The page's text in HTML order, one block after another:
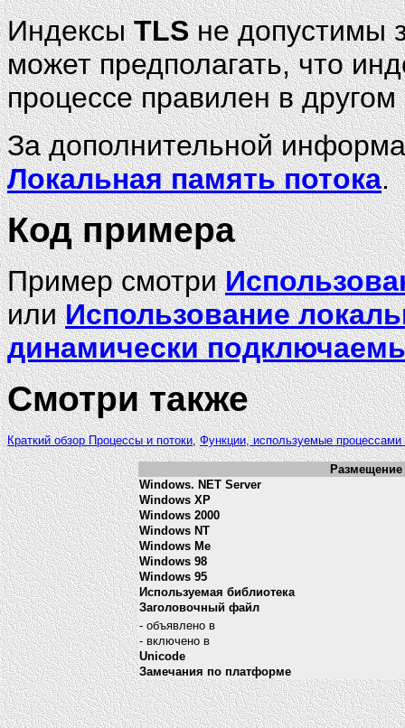
ИндексыTLSне допустимы
может предполагать, что
процессе правилен в другом
За дополнительной
Локальная память потока.
Код примера
Пример смотри
илиИспользование
динамически
Смотри также
Краткий обзор Процессы и потоки,Функции, используемые процессами
Windows. NET Server
Windows XP
Windows 2000
Windows NT
Windows Me
Windows 98
Windows 95
Используемая библиотека
Заголовочный файл
- объявлено в
- включено в
Unicode
Замечания по платформе